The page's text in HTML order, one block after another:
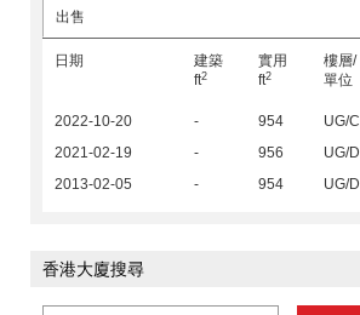
出售
日期
建築
ft2
實用
ft2
樓層/
單位
2022-10-20 - 954 UG/C
2021-02-19
- 956 UG/D
2013-02-05
- 954 UG/D
香港大廈搜尋